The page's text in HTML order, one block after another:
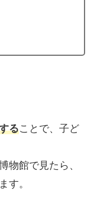
ることで、子ど
物館で見たら、
す。